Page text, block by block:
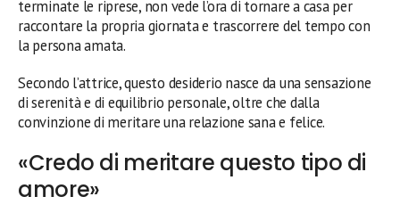
terminate le riprese, non vede l’ora di tornare a casa per
raccontare la propria giornata e trascorrere del tempo con
la persona amata.
Secondo l’attrice, questo desiderio nasce da una sensazione
di serenità e di equilibrio personale, oltre che dalla
convinzione di meritare una relazione sana e felice.
«Credo di meritare questo tipo di
amore»